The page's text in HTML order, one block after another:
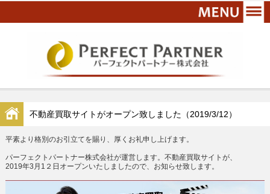
不動産買取サイトがオープン致しました（2019/3/12）
平素より格別のお引立てを賜り、厚くお礼申し上げます。
パーフェクトパートナー株式会社が運営します。不動産買取サイトが、
2019年3月1２日オープンいたしましたので、お知らせ致します。